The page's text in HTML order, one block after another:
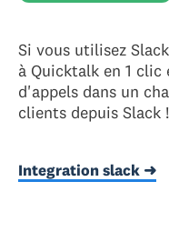
Si vous utilisez
à Quicktalk en 1
d'appels dans un
clients depuis Slack !
Integration slack ➜